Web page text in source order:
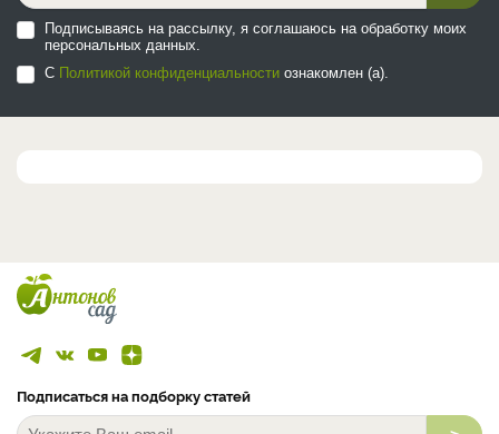
Подписываясь на рассылку, я соглашаюсь на обработку моих
персональных данных.
С Политикой конфиденциальности ознакомлен (а).
Подписаться на подборку статей